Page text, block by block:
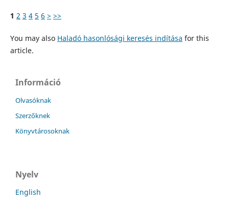
1 2 3 4 5 6 > >>
You may also Haladó hasonlósági keresés indítása for this
article.
Információ
Olvasóknak
Szerzőknek
Könyvtárosoknak
Nyelv
English